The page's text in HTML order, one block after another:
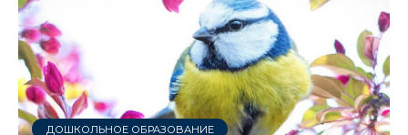
ДОШКОЛЬНОЕ ОБРАЗОВАНИЕ